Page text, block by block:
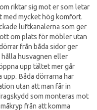
riktar sig mot er som letar
mycket hög komfort.
luftkanalerna som ger
om plats för möbler utan
från båda sidor ger
husvagnen eller
upp tältet mer går
Båda dörrarna har
utan att man får in
som monteras mot
från att komma